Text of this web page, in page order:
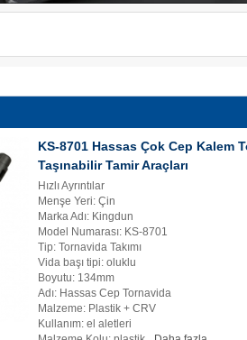
KS-8701 Hassas Çok Cep Kalem
Taşınabilir Tamir Araçları
Hızlı Ayrıntılar
Menşe Yeri: Çin
Marka Adı: Kingdun
Model Numarası: KS-8701
Tip: Tornavida Takımı
Vida başı tipi: oluklu
Boyutu: 134mm
Adı: Hassas Cep Tornavida
Malzeme: Plastik + CRV
Kullanım: el aletleri